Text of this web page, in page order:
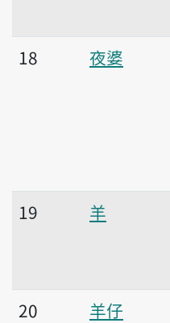
18
夜婆
19
羊
20
羊仔